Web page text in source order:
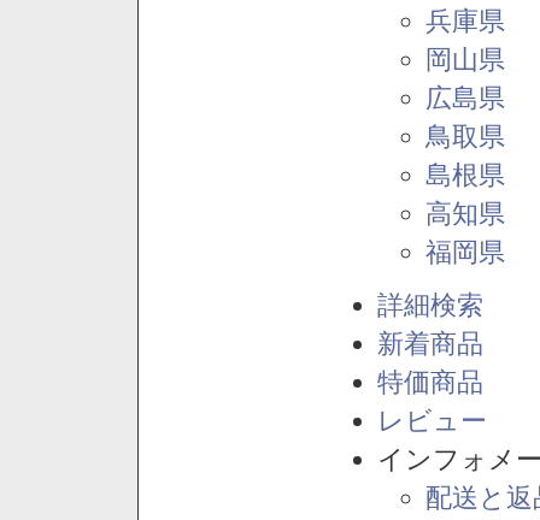
兵庫県
岡山県
広島県
鳥取県
島根県
高知県
福岡県
詳細検索
新着商品
特価商品
レビュー
インフォメ
配送と